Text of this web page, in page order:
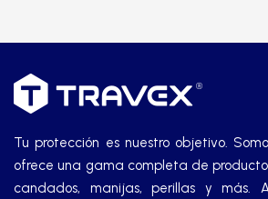
TANKE
Tu protección es nuestro objetivo.
ofrece una gama completa de
candados, manijas, perillas y más.